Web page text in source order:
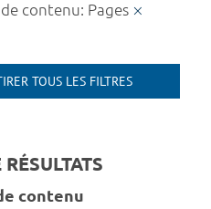
contenu: Pages
TOUS LES FILTRES
contenu